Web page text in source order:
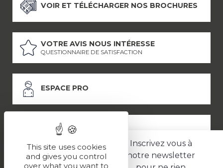
Inscrivez vous à
notre newsletter
VOIR ET TÉLÉCHARGER NOS BROCHURES
VOTRE AVIS NOUS INTÉRESSE
QUESTIONNAIRE DE SATISFACTION
ESPACE PRO
ESPACE PRESSE
This site uses cookies
and gives you control
over what you want to